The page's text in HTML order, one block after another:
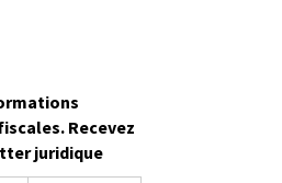
Recevez
juridique